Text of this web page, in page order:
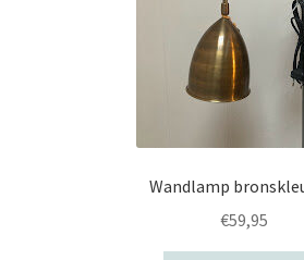
Wandlamp
€59,95